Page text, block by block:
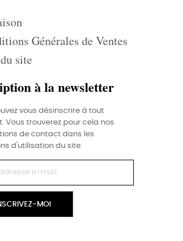
Générales de Ventes
site
à la newsletter
vous désinscrire à tout
Vous trouverez pour cela nos
de contact dans les
d'utilisation du site.
MOI